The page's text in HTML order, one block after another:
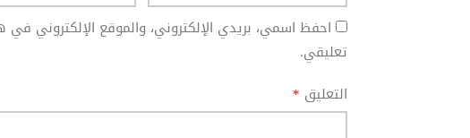
احفظ اسمي، بريدي الإلكتروني، والموقع الإلكتروني
تعليقي.
التعليق *